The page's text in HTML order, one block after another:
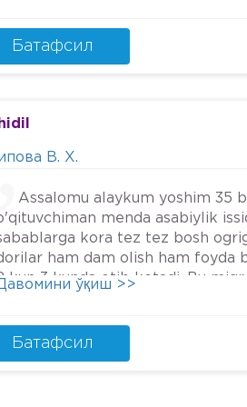
Энди Нима килшини билмай
кирдим 3та фарзанди бор
Батафсил
В. Х.
Assalomu alaykum yoshim 35
menda asabiylik
kora tez tez bosh
ham dam olish ham foyda
kun 3 kunda otib ketadi. Bu
ўқиш >>
Батафсил